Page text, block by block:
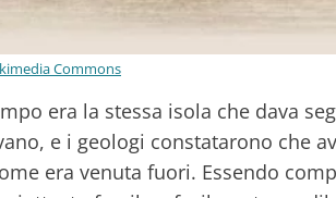
Commons
era la stessa isola che dava
e i geologi constatarono che
era venuta fuori. Essendo